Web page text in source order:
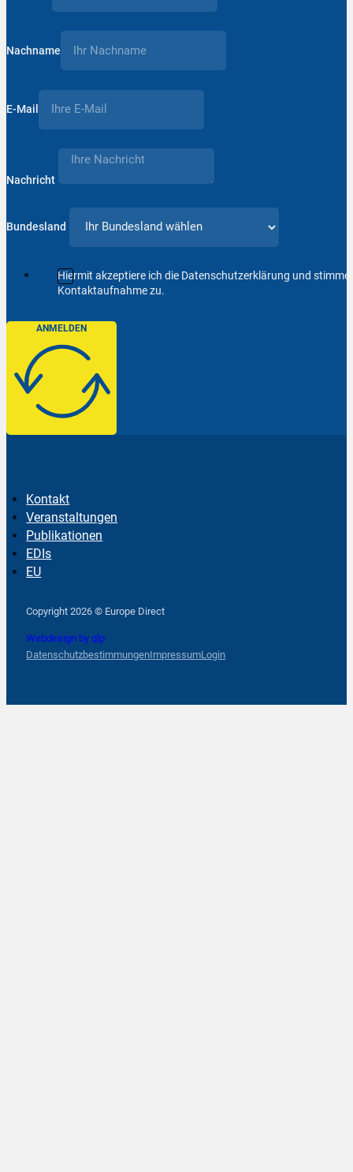
Nachname
E-Mail
Nachricht
Bundesland
Hiermit akzeptiere ich die Datenschutzerklärung und
Kontaktaufnahme zu.
ANMELDEN
Kontakt
Veranstaltungen
Publikationen
EDIs
EU
Copyright 2026 © Europe Direct
Webdesign by qlp
DatenschutzbestimmungenImpressumLogin